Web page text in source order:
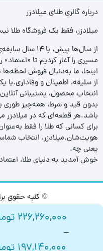
درباره گالری طلای میلادزر
میلادزر، فقط یک فروشگاه طلا
از سال‌ها پیش،
مسیری را آغاز کردیم تا «اعتماد»
اینجا، ما به‌دنبال فروش
از سلیقه، اطمینان و
انتخاب محصول، پشتیبانی
بدون قید و شرط، همه‌چیز طوری
باشد.هر قطعه‌ای که در
برای کسانی که طلا را فقط
هویت‌شان.میلادزر، انتخاب
یعنی چه.
خوش آمدید به دنیای طلا،
© کلیه حقوق
226,260,000
–
197,140,000